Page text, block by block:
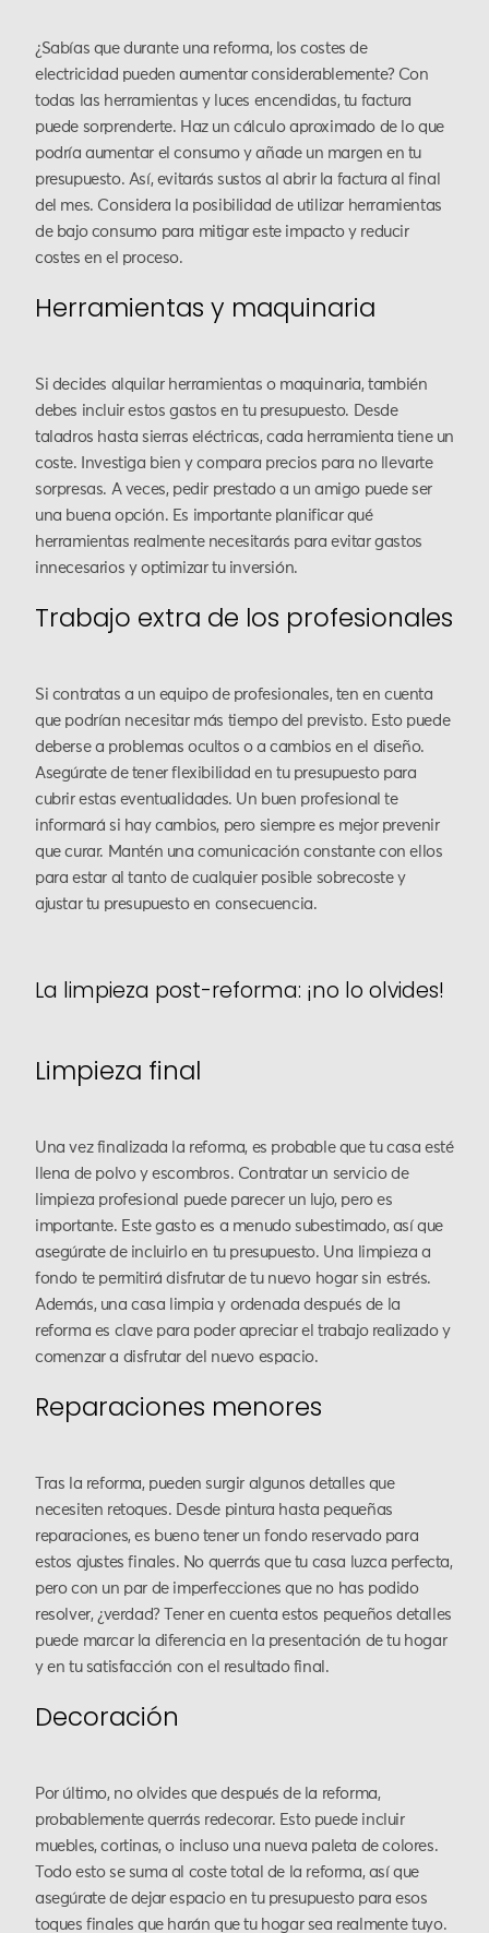
¿Sabías que durante una reforma, los costes de
electricidad pueden aumentar considerablemente? Con
todas las herramientas y luces encendidas, tu factura
puede sorprenderte. Haz un cálculo aproximado de lo que
podría aumentar el consumo y añade un margen en tu
presupuesto. Así, evitarás sustos al abrir la factura al final
del mes. Considera la posibilidad de utilizar herramientas
de bajo consumo para mitigar este impacto y reducir
costes en el proceso.
Herramientas y maquinaria
Si decides alquilar herramientas o maquinaria, también
debes incluir estos gastos en tu presupuesto. Desde
taladros hasta sierras eléctricas, cada herramienta tiene un
coste. Investiga bien y compara precios para no llevarte
sorpresas. A veces, pedir prestado a un amigo puede ser
una buena opción. Es importante planificar qué
herramientas realmente necesitarás para evitar gastos
innecesarios y optimizar tu inversión.
Trabajo extra de los profesionales
Si contratas a un equipo de profesionales, ten en cuenta
que podrían necesitar más tiempo del previsto. Esto puede
deberse a problemas ocultos o a cambios en el diseño.
Asegúrate de tener flexibilidad en tu presupuesto para
cubrir estas eventualidades. Un buen profesional te
informará si hay cambios, pero siempre es mejor prevenir
que curar. Mantén una comunicación constante con ellos
para estar al tanto de cualquier posible sobrecoste y
ajustar tu presupuesto en consecuencia.
La limpieza post-reforma: ¡no lo olvides!
Limpieza final
Una vez finalizada la reforma, es probable que tu casa esté
llena de polvo y escombros. Contratar un servicio de
limpieza profesional puede parecer un lujo, pero es
importante. Este gasto es a menudo subestimado, así que
asegúrate de incluirlo en tu presupuesto. Una limpieza a
fondo te permitirá disfrutar de tu nuevo hogar sin estrés.
Además, una casa limpia y ordenada después de la
reforma es clave para poder apreciar el trabajo realizado y
comenzar a disfrutar del nuevo espacio.
Reparaciones menores
Tras la reforma, pueden surgir algunos detalles que
necesiten retoques. Desde pintura hasta pequeñas
reparaciones, es bueno tener un fondo reservado para
estos ajustes finales. No querrás que tu casa luzca perfecta,
pero con un par de imperfecciones que no has podido
resolver, ¿verdad? Tener en cuenta estos pequeños detalles
puede marcar la diferencia en la presentación de tu hogar
y en tu satisfacción con el resultado final.
Decoración
Por último, no olvides que después de la reforma,
probablemente querrás redecorar. Esto puede incluir
muebles, cortinas, o incluso una nueva paleta de colores.
Todo esto se suma al coste total de la reforma, así que
asegúrate de dejar espacio en tu presupuesto para esos
toques finales que harán que tu hogar sea realmente tuyo.